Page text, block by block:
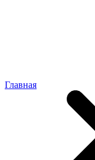
Главная